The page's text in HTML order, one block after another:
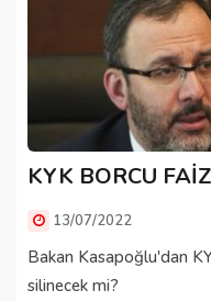
KYK BORCU
13/07/2022
Bakan Kasapoğlu'dan
silinecek mi?